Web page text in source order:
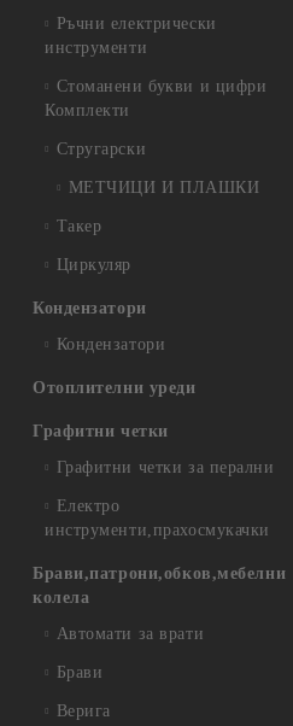
Ръчни електрически
инструменти
Стоманени букви и цифри
Комплекти
Стругарски
МЕТЧИЦИ И ПЛАШКИ
Такер
Циркуляр
Кондензатори
Кондензатори
Отоплителни уреди
Графитни четки
Графитни четки за перални
Електро
инструменти,прахосмукачки
Брави,патрони,обков,мебелни
колела
Автомати за врати
Брави
Верига